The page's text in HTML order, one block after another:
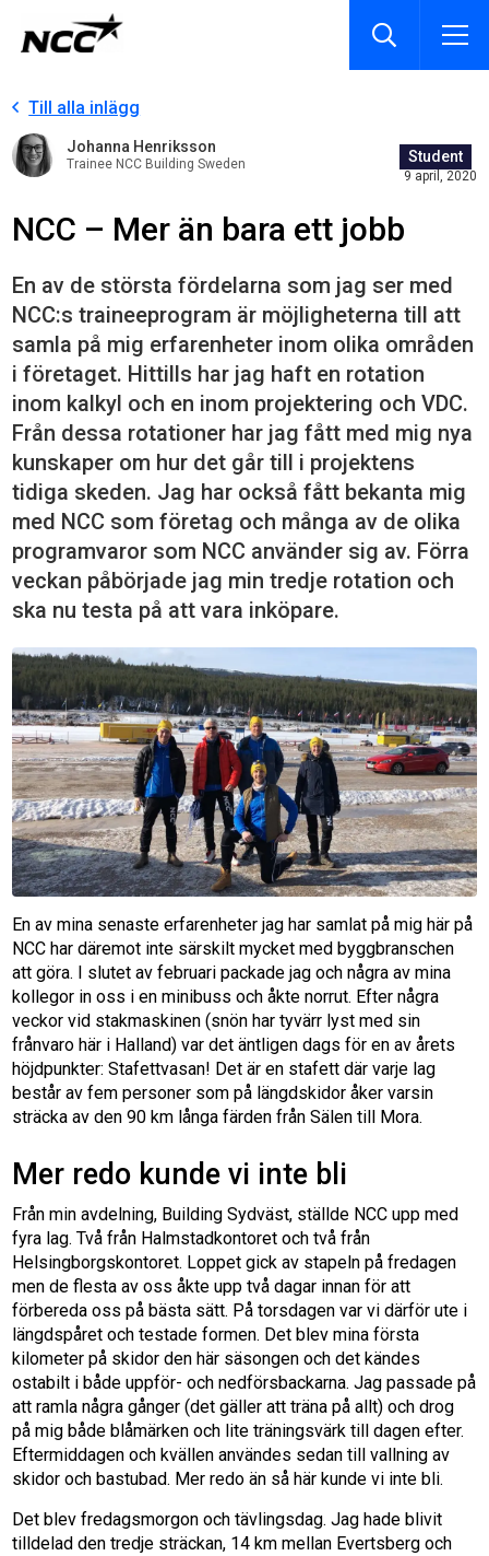
Till alla inlägg
Johanna Henriksson
Trainee NCC Building Sweden Student
9 april, 2020
NCC – Mer än bara ett jobb
En av de största fördelarna som jag ser med
NCC:s traineeprogram är möjligheterna till att
samla på mig erfarenheter inom olika områden
i företaget. Hittills har jag haft en rotation
inom kalkyl och en inom projektering och VDC.
Från dessa rotationer har jag fått med mig nya
kunskaper om hur det går till i projektens
tidiga skeden. Jag har också fått bekanta mig
med NCC som företag och många av de olika
programvaror som NCC använder sig av. Förra
veckan påbörjade jag min tredje rotation och
ska nu testa på att vara inköpare.
En av mina senaste erfarenheter jag har samlat på mig här på
NCC har däremot inte särskilt mycket med byggbranschen
att göra. I slutet av februari packade jag och några av mina
kollegor in oss i en minibuss och åkte norrut. Efter några
veckor vid stakmaskinen (snön har tyvärr lyst med sin
frånvaro här i Halland) var det äntligen dags för en av årets
höjdpunkter: Stafettvasan! Det är en stafett där varje lag
består av fem personer som på längdskidor åker varsin
sträcka av den 90 km långa färden från Sälen till Mora.
Mer redo kunde vi inte bli
Från min avdelning, Building Sydväst, ställde NCC upp med
fyra lag. Två från Halmstadkontoret och två från
Helsingborgskontoret. Loppet gick av stapeln på fredagen
men de flesta av oss åkte upp två dagar innan för att
förbereda oss på bästa sätt. På torsdagen var vi därför ute i
längdspåret och testade formen. Det blev mina första
kilometer på skidor den här säsongen och det kändes
ostabilt i både uppför- och nedförsbackarna. Jag passade på
att ramla några gånger (det gäller att träna på allt) och drog
på mig både blåmärken och lite träningsvärk till dagen efter.
Eftermiddagen och kvällen användes sedan till vallning av
skidor och bastubad. Mer redo än så här kunde vi inte bli.
Det blev fredagsmorgon och tävlingsdag. Jag hade blivit
tilldelad den tredje sträckan, 14 km mellan Evertsberg och